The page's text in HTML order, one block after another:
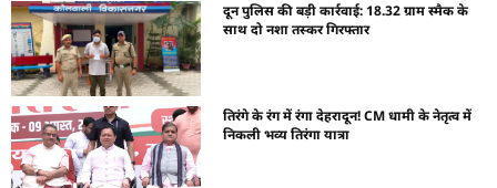
दून पुलिस की बड़ी कार्रवाई: 18.32 ग्राम स्मैक के
साथ दो नशा तस्कर गिरफ्तार
तिरंगे के रंग में रंगा देहरादून! CM धामी के नेतृत्व में
निकली भव्य तिरंगा यात्रा